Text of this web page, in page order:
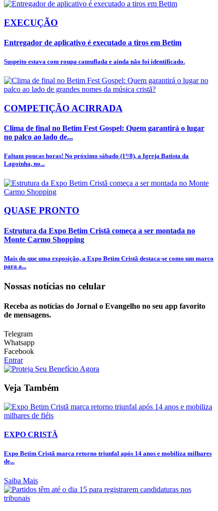
EXECUÇÃO
Entregador de aplicativo é executado a tiros em Betim
Suspeito estava com roupa camuflada e ainda não foi identificado.
COMPETIÇÃO ACIRRADA
Clima de final no Betim Fest Gospel: Quem garantirá o lugar
no palco ao lado de...
Faltam poucas horas! No próximo sábado (1º/8), a Igreja Batista da
Lagoinha, no...
QUASE PRONTO
Estrutura da Expo Betim Cristã começa a ser montada no
Monte Carmo Shopping
Mais do que uma exposição, a Expo Betim Cristã destaca-se como um marco
para a...
Nossas notícias no celular
Receba as notícias do Jornal o Evangelho no seu app favorito
de mensagens.
Telegram
Whatsapp
Facebook
Entrar
Veja Também
EXPO CRISTÃ
Expo Betim Cristã marca retorno triunfal após 14 anos e mobiliza milhares
de...
Saiba Mais